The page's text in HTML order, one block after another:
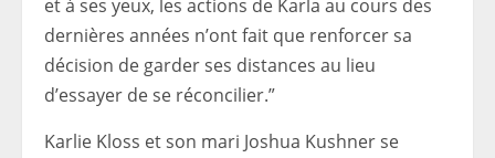
et à ses yeux, les actions de Karla au cours des
dernières années n’ont fait que renforcer sa
décision de garder ses distances au lieu
d’essayer de se réconcilier.”
Karlie Kloss et son mari Joshua Kushner se